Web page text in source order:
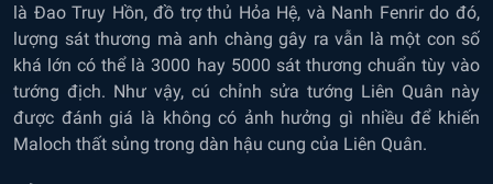
là Đao Truy Hồn, đồ trợ thủ Hỏa Hệ, và Nanh Fenrir do đó,
lượng sát thương mà anh chàng gây ra vẫn là một con số
khá lớn có thể là 3000 hay 5000 sát thương chuẩn tùy vào
tướng địch. Như vậy, cú chỉnh sửa tướng Liên Quân này
được đánh giá là không có ảnh hưởng gì nhiều để khiến
Maloch thất sủng trong dàn hậu cung của Liên Quân.